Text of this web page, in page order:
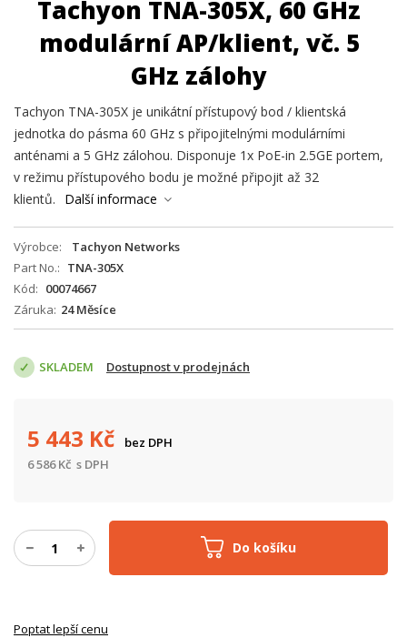
Tachyon TNA-305X, 60 GHz
modulární AP/klient, vč. 5
GHz zálohy
Tachyon TNA-305X je unikátní přístupový bod / klientská
jednotka do pásma 60 GHz s připojitelnými modulárními
anténami a 5 GHz zálohou. Disponuje 1x PoE-in 2.5GE portem,
v režimu přístupového bodu je možné připojit až 32
klientů.
Další informace
Výrobce
Tachyon Networks
Part No.
TNA-305X
Kód
00074667
Záruka 24 Měsíce
SKLADEM Dostupnost v prodejnách
Do košíku
5 443 Kč
bez DPH
6 586Kč s DPH
Poptat lepší cenu